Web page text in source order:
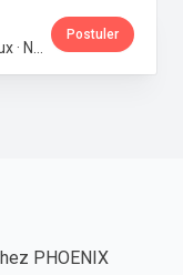
Postuler
PHOENIX